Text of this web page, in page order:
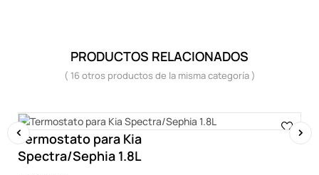
PRODUCTOS RELACIONADOS
( 16 otros productos de la misma categoría )
Termostato para Kia
Spectra/Sephia 1.8L
‹